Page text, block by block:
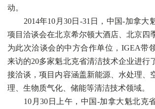
动。
2014年10月30日-31日，中国-加拿大
项目洽谈会在北京希尔顿大酒店、北京四
为此次洽谈会的中方合作单位，IGEA带
来访的20多家魁北克省清洁技术企业进行
接洽谈，项目内容涵盖新能源、水处理、
理、生物质气化、储能等清洁技术领域。
10月30日上午，中国-加拿大魁北克